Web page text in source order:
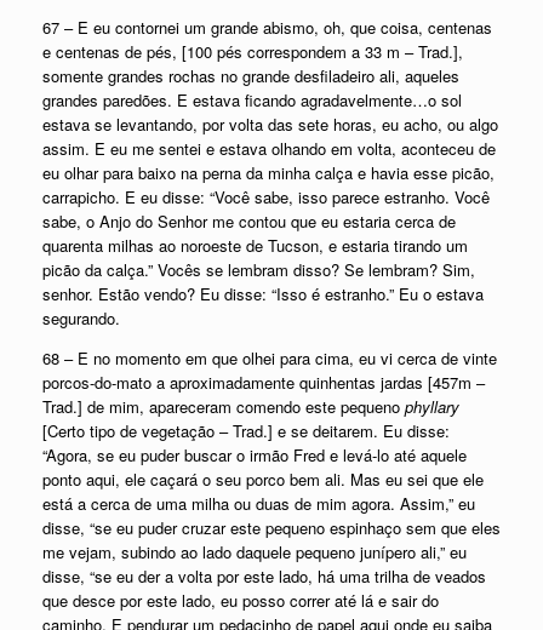
67 – E eu contornei um grande abismo, oh, que coisa, centenas
e centenas de pés, [100 pés correspondem a 33 m – Trad.],
somente grandes rochas no grande desfiladeiro ali, aqueles
grandes paredões. E estava ficando agradavelmente…o sol
estava se levantando, por volta das sete horas, eu acho, ou algo
assim. E eu me sentei e estava olhando em volta, aconteceu de
eu olhar para baixo na perna da minha calça e havia esse picão,
carrapicho. E eu disse: “Você sabe, isso parece estranho. Você
sabe, o Anjo do Senhor me contou que eu estaria cerca de
quarenta milhas ao noroeste de Tucson, e estaria tirando um
picão da calça.” Vocês se lembram disso? Se lembram? Sim,
senhor. Estão vendo? Eu disse: “Isso é estranho.” Eu o estava
segurando.
68 – E no momento em que olhei para cima, eu vi cerca de vinte
porcos-do-mato a aproximadamente quinhentas jardas [457m –
Trad.] de mim, apareceram comendo este pequeno phyllary
[Certo tipo de vegetação – Trad.] e se deitarem. Eu disse:
“Agora, se eu puder buscar o irmão Fred e levá-lo até aquele
ponto aqui, ele caçará o seu porco bem ali. Mas eu sei que ele
está a cerca de uma milha ou duas de mim agora. Assim,” eu
disse, “se eu puder cruzar este pequeno espinhaço sem que eles
me vejam, subindo ao lado daquele pequeno junípero ali,” eu
disse, “se eu der a volta por este lado, há uma trilha de veados
que desce por este lado, eu posso correr até lá e sair do
caminho. E pendurar um pedacinho de papel aqui onde eu saiba